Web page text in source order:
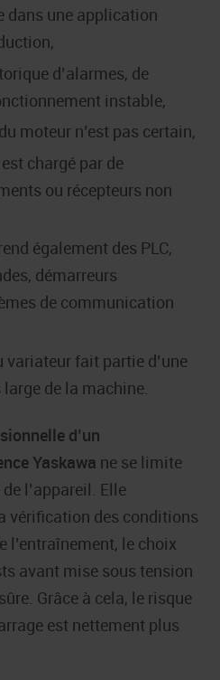
dans une application
d’alarmes, de
instable,
moteur n’est pas certain,
chargé par de
ou récepteurs non
également des PLC,
démarreurs
de communication
variateur fait partie d’une
de la machine.
d’un
Yaskawa ne se limite
l’appareil. Elle
vérification des conditions
l’entraînement, le choix
avant mise sous tension
Grâce à cela, le risque
est nettement plus